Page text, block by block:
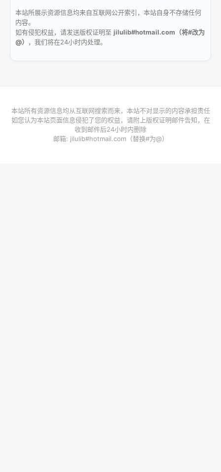
本站所展示资源信息均来自互联网公开索引，本站自身不存储任何
内容。
如有侵犯权益，请发送版权证明至 jilulib#hotmail.com（将#改为
@）
，我们将在24小时内处理。
本站所有资源信息均从互联网搜索而来，本站不对显示的内容承担责任
如您认为本站页面信息侵犯了您的权益，请附上版权证明邮件告知，在
收到邮件后24小时内删除
邮箱: jilulib#hotmail.com（替换#为@）